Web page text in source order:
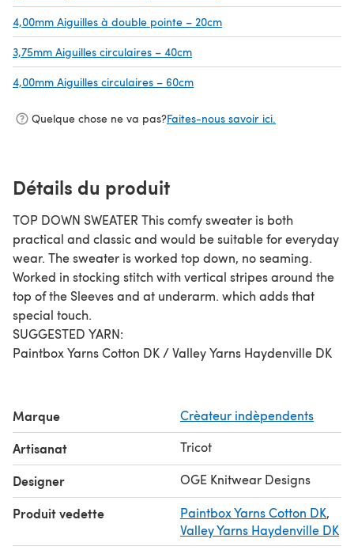
4,00mm Aiguilles à double pointe – 20cm
3,75mm Aiguilles circulaires – 40cm
4,00mm Aiguilles circulaires – 60cm
Quelque chose ne va pas?Faites-nous savoir ici.
Détails du produit
TOP DOWN SWEATER This comfy sweater is both
practical and classic and would be suitable for everyday
wear. The sweater is worked top down, no seaming.
Worked in stocking stitch with vertical stripes around the
top of the Sleeves and at underarm. which adds that
special touch.
SUGGESTED YARN:
Paintbox Yarns Cotton DK / Valley Yarns Haydenville DK
Marque Crèateur indèpendents
Artisanat Tricot
Designer OGE Knitwear Designs
Produit vedette Paintbox Yarns Cotton DK,
Valley Yarns Haydenville DK